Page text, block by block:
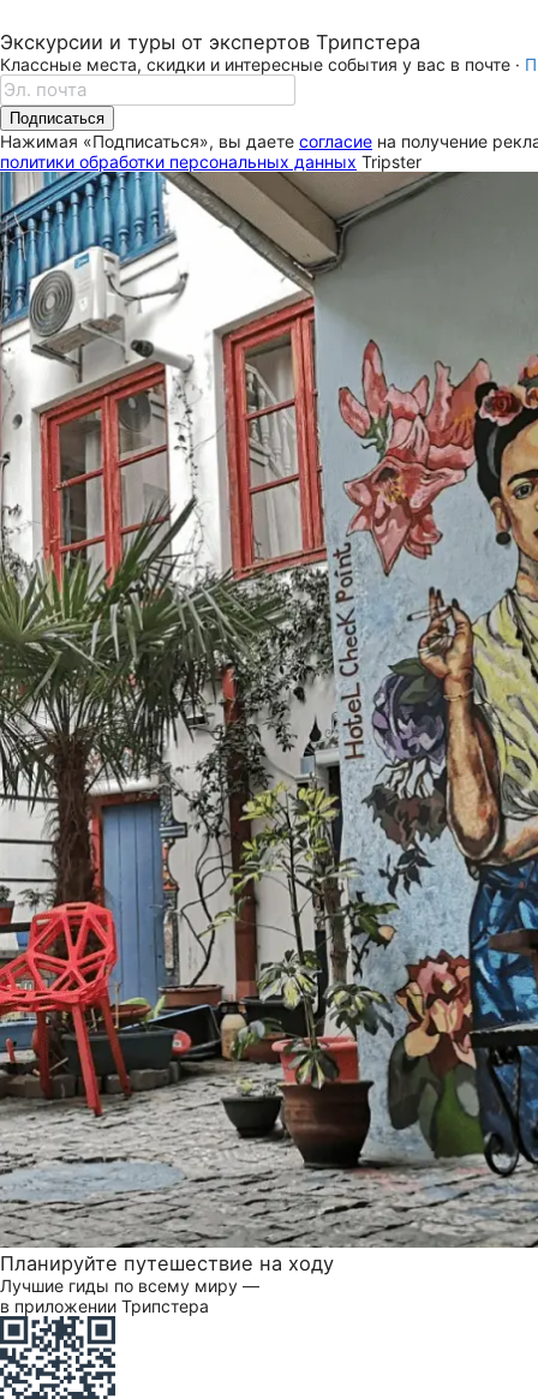
Экскурсии и туры от экспертов Трипстера
Классные места, скидки и интересные события у вас в почте ·
Подписаться
Нажимая «Подписаться», вы даете согласие на получение
политики обработки персональных данных Tripster
Планируйте путешествие на ходу
Лучшие гиды по всему миру —
в приложении Трипстера